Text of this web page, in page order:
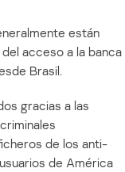
están
acceso a la banca
Brasil.
gracias a las
de los anti-
de América